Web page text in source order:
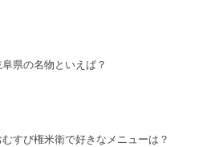
阜県の名物といえば？
むすび権米衛で好きなメニューは？